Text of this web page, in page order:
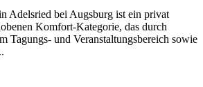
Adelsried bei Augsburg ist ein privat
Komfort-Kategorie, das durch
Tagungs- und Veranstaltungsbereich sowie